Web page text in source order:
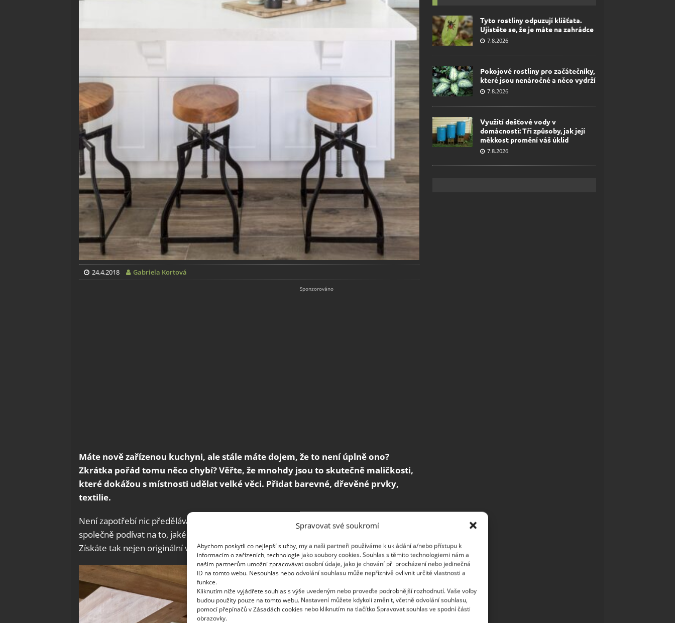
Spravovat své soukromí
Abychom poskytli co nejlepší služby, my a naši partneři používáme k ukládání a/nebo přístupu k
informacím o zařízeních, technologie jako soubory cookies. Souhlas s těmito technologiemi nám a
našim partnerům umožní zpracovávat osobní údaje, jako je chování při procházení nebo jedinečná
ID na tomto webu. Nesouhlas nebo odvolání souhlasu může nepříznivě ovlivnit určité vlastnosti a
funkce.
Kliknutím níže vyjádřete souhlas s výše uvedeným nebo proveďte podrobnější rozhodnutí. Vaše volby
budou použity pouze na tomto webu. Nastavení můžete kdykoli změnit, včetně odvolání souhlasu,
pomocí přepínačů v Zásadách cookies nebo kliknutím na tlačítko Spravovat souhlas ve spodní části
obrazovky.
24.4.2018 Gabriela Kortová
Máte nově zařízenou kuchyni, ale stále máte dojem, že to není úplně ono?
Zkrátka pořád tomu něco chybí? Věřte, že mnohdy jsou to skutečně maličkosti,
které dokážou s místnosti udělat velké věci. Přidat barevné, dřevěné prvky,
textilie.
Není zapotřebí nic předělávat, kupovat další nábytek a plýtvat financemi. Pojďme se
společně podívat na to, jaké drobnosti mohou zásadně změnit charakter kuchyně.
Získáte tak nejen originální vzhled, ale třeba i místo navíc.
Tyto rostliny odpuzují klíšťata.
Ujistěte se, že je máte na zahrádce
7.8.2026
Pokojové rostliny pro začátečníky,
které jsou nenáročné a něco vydrží
7.8.2026
Využití dešťové vody v
domácnosti: Tři způsoby, jak její
měkkost promění váš úklid
7.8.2026